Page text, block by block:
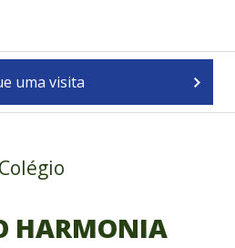
uma visita
Colégio
HARMONIA